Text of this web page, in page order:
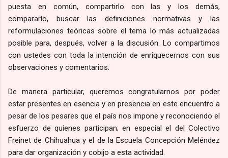
puesta en común, compartirlo con las y los demás,
compararlo, buscar las definiciones normativas y las
reformulaciones teóricas sobre el tema lo más actualizadas
posible para, después, volver a la discusión. Lo compartimos
con ustedes con toda la intención de enriquecernos con sus
observaciones y comentarios.
De manera particular, queremos congratularnos por poder
estar presentes en esencia y en presencia en este encuentro a
pesar de los pesares que el país nos impone y reconociendo el
esfuerzo de quienes participan; en especial el del Colectivo
Freinet de Chihuahua y el de la Escuela Concepción Meléndez
para dar organización y cobijo a esta actividad.